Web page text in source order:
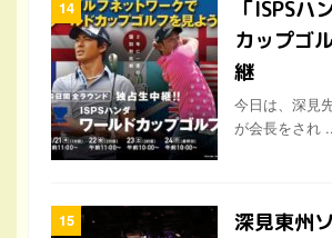
「ISPSハ
カップゴ
継
今日は、深見
が会長をされ
深見東州